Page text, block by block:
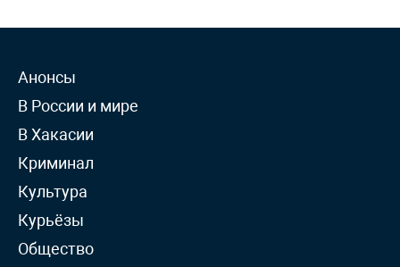
Анонсы
В России и мире
В Хакасии
Криминал
Культура
Курьёзы
Общество